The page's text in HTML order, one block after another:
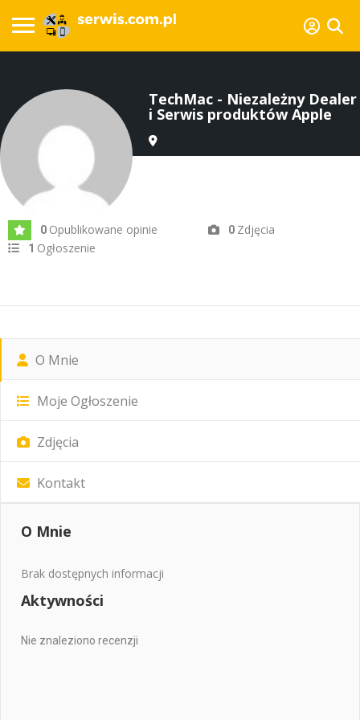
TechMac - Niezależny Dealer
i Serwis produktów Apple
0 Opublikowane opinie 0 Zdjęcia
1 Ogłoszenie
O Mnie
Moje Ogłoszenie
Zdjęcia
Kontakt
O Mnie
Brak dostępnych informacji
Aktywności
Nie znaleziono recenzji